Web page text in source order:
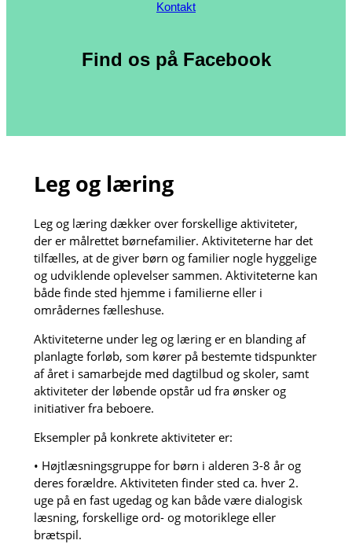
Kontakt
Find os på Facebook
Leg og læring
Leg og læring dækker over forskellige aktiviteter,
der er målrettet børnefamilier. Aktiviteterne har det
tilfælles, at de giver børn og familier nogle hyggelige
og udviklende oplevelser sammen. Aktiviteterne kan
både finde sted hjemme i familierne eller i
områdernes fælleshuse.
Aktiviteterne under leg og læring er en blanding af
planlagte forløb, som kører på bestemte tidspunkter
af året i samarbejde med dagtilbud og skoler, samt
aktiviteter der løbende opstår ud fra ønsker og
initiativer fra beboere.
Eksempler på konkrete aktiviteter er:
• Højtlæsningsgruppe for børn i alderen 3-8 år og
deres forældre. Aktiviteten finder sted ca. hver 2.
uge på en fast ugedag og kan både være dialogisk
læsning, forskellige ord- og motoriklege eller
brætspil.